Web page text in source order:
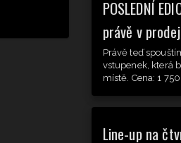
POSLEDNÍ
právě v
Právě teď
vstupenek, která
místě. Cena: 1
Line-up na